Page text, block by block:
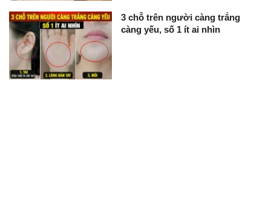
3 chỗ trên người càng trắng
càng yếu, số 1 ít ai nhìn